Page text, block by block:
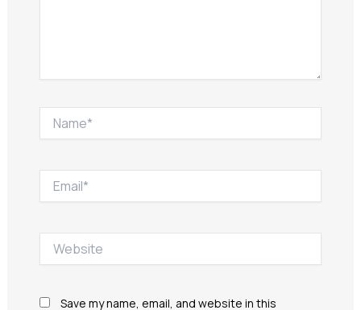
Save my name, email, and website in this